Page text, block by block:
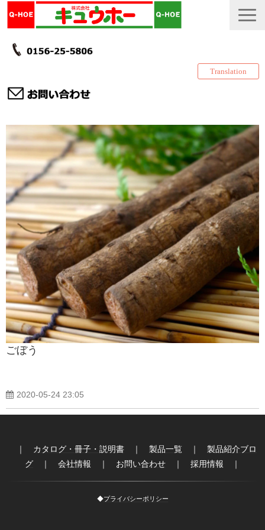
Translation
TOP
カタログ・冊子 DL
説明書
製品一覧
会社情報
採用情報
更新履歴
製品紹介ブログ
ごぼう
2020-05-24 23:05
｜ カタログ・冊子・説明書 ｜ 製品一覧 ｜ 製品紹介ブロ
グ ｜ 会社情報 ｜ お問い合わせ ｜ 採用情報 ｜
◆プライバシーポリシー